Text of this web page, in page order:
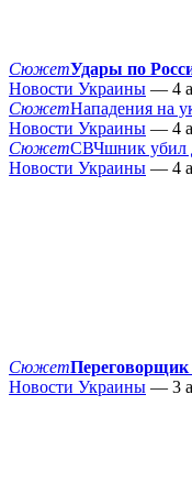
СюжетУдары по
Новости Украины — 4
СюжетНападения на
Новости Украины — 4
СюжетСВЧшник убил
Новости Украины — 4
СюжетПереговорщик
Новости Украины — 3